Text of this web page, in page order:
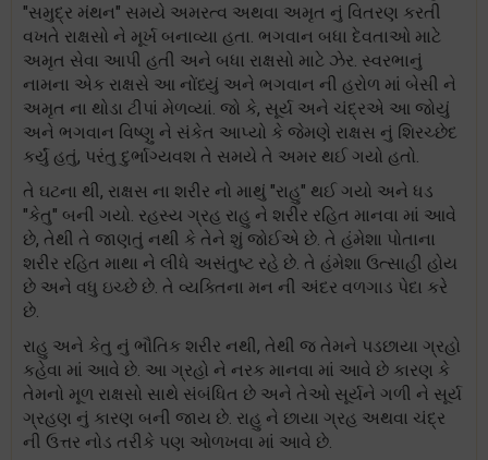
"સમુદ્ર મંથન" સમયે અમરત્વ અથવા અમૃત નું વિતરણ કરતી
વખતે રાક્ષસો ને મૂર્ખ બનાવ્યા હતા. ભગવાન બધા દેવતાઓ માટે
અમૃત સેવા આપી હતી અને બધા રાક્ષસો માટે ઝેર. સ્વરભાનું
નામના એક રાક્ષસે આ નોંધ્યું અને ભગવાન ની હરોળ માં બેસી ને
અમૃત ના થોડા ટીપાં મેળવ્યાં. જો કે, સૂર્ય અને ચંદ્રએ આ જોયું
અને ભગવાન વિષ્ણુ ને સંકેત આપ્યો કે જેમણે રાક્ષસ નું શિરચ્છેદ
કર્યું હતું, પરંતુ દુર્ભાગ્યવશ તે સમયે તે અમર થઈ ગયો હતો.
તે ઘટના થી, રાક્ષસ ના શરીર નો માથું "રાહુ" થઈ ગયો અને ધડ
"કેતુ" બની ગયો. રહસ્ય ગ્રહ રાહુ ને શરીર રહિત માનવા માં આવે
છે, તેથી તે જાણતું નથી કે તેને શું જોઈએ છે. તે હંમેશા પોતાના
શરીર રહિત માથા ને લીધે અસંતુષ્ટ રહે છે. તે હંમેશા ઉત્સાહી હોય
છે અને વધુ ઇચ્છે છે. તે વ્યક્તિના મન ની અંદર વળગાડ પેદા કરે
છે.
રાહુ અને કેતુ નું ભૌતિક શરીર નથી, તેથી જ તેમને પડછાયા ગ્રહો
કહેવા માં આવે છે. આ ગ્રહો ને નરક માનવા માં આવે છે કારણ કે
તેમનો મૂળ રાક્ષસો સાથે સંબંધિત છે અને તેઓ સૂર્યને ગળી ને સૂર્ય
ગ્રહણ નું કારણ બની જાય છે. રાહુ ને છાયા ગ્રહ અથવા ચંદ્ર
ની ઉત્તર નોડ તરીકે પણ ઓળખવા માં આવે છે.